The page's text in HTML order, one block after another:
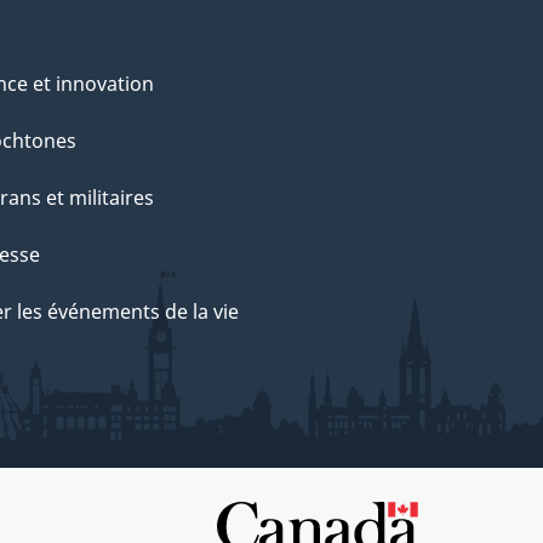
et innovation
et militaires
les événements de la vie